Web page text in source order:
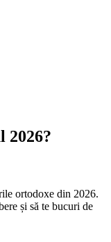
2026?
ortodoxe din 2026.
și să te bucuri de